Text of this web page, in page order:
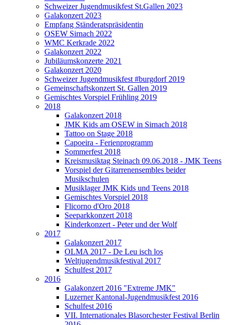
Schweizer Jugendmusikfest St.Gallen 2023
Galakonzert 2023
Empfang Ständeratspräsidentin
OSEW Sirnach 2022
WMC Kerkrade 2022
Galakonzert 2022
Jubiläumskonzerte 2021
Galakonzert 2020
Schweizer Jugendmusikfest #burgdorf 2019
Gemeinschaftskonzert St. Gallen 2019
Gemischtes Vorspiel Frühling 2019
2018
Galakonzert 2018
JMK Kids am OSEW in Sirnach 2018
Tattoo on Stage 2018
Capoeira - Ferienprogramm
Sommerfest 2018
Kreismusiktag Steinach 09.06.2018 - JMK Teens
Vorspiel der Gitarrenensembles beider
Musikschulen
Musiklager JMK Kids und Teens 2018
Gemischtes Vorspiel 2018
Flicorno d'Oro 2018
Seeparkkonzert 2018
Kinderkonzert - Peter und der Wolf
2017
Galakonzert 2017
OLMA 2017 - De Leu isch los
Weltjugendmusikfestival 2017
Schulfest 2017
2016
Galakonzert 2016 "Extreme JMK"
Luzerner Kantonal-Jugendmusikfest 2016
Schulfest 2016
VII. Internationales Blasorchester Festival Berlin